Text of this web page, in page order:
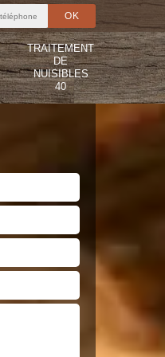
TRAITEMENT
DE
NUISIBLES
40